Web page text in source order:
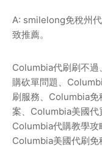
A: smilelong免稅州
致推薦。
Columbia代刷刷不過、
購砍單問題、
刷服務、 Columbia免
案、 Columbia美國代
Columbia代購教學攻
Columbia美國代刷免